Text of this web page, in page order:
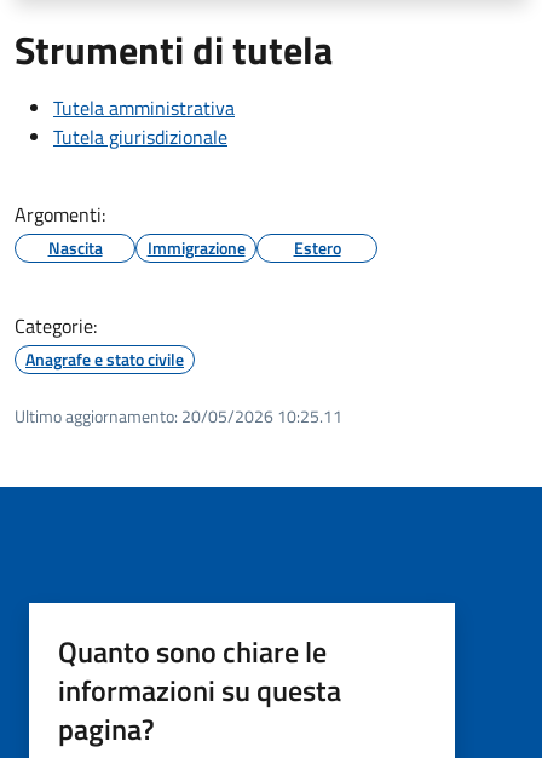
Strumenti di tutela
Tutela amministrativa
Tutela giurisdizionale
Argomenti:
Nascita Immigrazione Estero
Categorie:
Anagrafe e stato civile
Ultimo aggiornamento: 20/05/2026 10:25.11
Quanto sono chiare le
informazioni su questa
pagina?